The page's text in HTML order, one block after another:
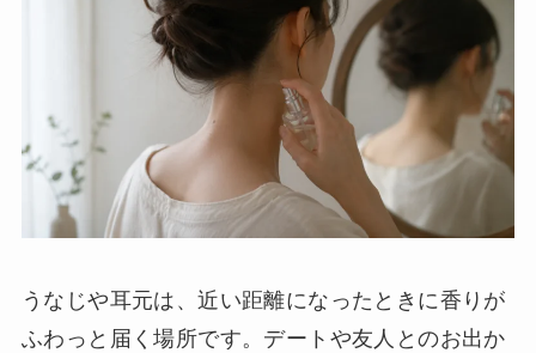
うなじや耳元は、近い距離になったときに香りが
ふわっと届く場所です。デートや友人とのお出か